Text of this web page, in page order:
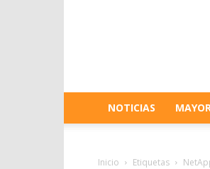
NOTICIAS
Inicio Etiquetas